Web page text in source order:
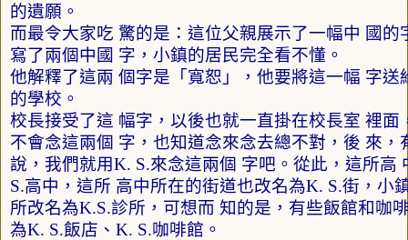
的遺願。
而最令大家吃 驚的是：這位父親展示了一幅中 國的
寫了兩個中國 字，小鎮的居民完全看不懂。
他解釋了這兩 個字是「寬恕」，他要將這一幅 字送
的學校。
校長接受了這 幅字，以後也就一直掛在校長室 裡面
不會念這兩個 字，也知道念來念去總不對，後 來，
說，我們就用K. S.來念這兩個 字吧。從此，這所高
S.高中，這所 高中所在的街道也改名為K. S.街，小
所改名為K.S.診所，可想而 知的是，有些飯館和咖
為K. S.飯店、 K. S.咖啡館。